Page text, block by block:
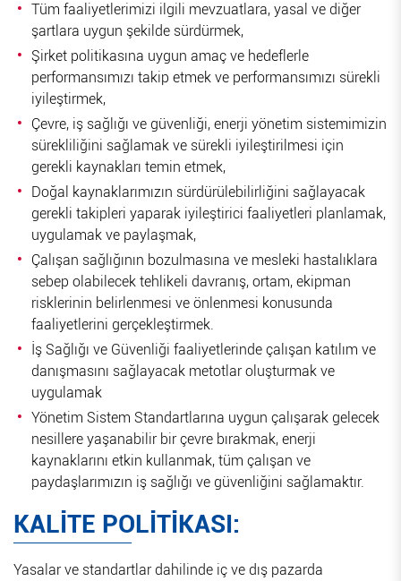
Tüm faaliyetlerimizi ilgili mevzuatlara, yasal ve diğer
şartlara uygun şekilde sürdürmek,
Şirket politikasına uygun amaç ve hedeflerle
performansımızı takip etmek ve performansımızı sürekli
iyileştirmek,
Çevre, iş sağlığı ve güvenliği, enerji yönetim sistemimizin
sürekliliğini sağlamak ve sürekli iyileştirilmesi için
gerekli kaynakları temin etmek,
Doğal kaynaklarımızın sürdürülebilirliğini sağlayacak
gerekli takipleri yaparak iyileştirici faaliyetleri planlamak,
uygulamak ve paylaşmak,
Çalışan sağlığının bozulmasına ve mesleki hastalıklara
sebep olabilecek tehlikeli davranış, ortam, ekipman
risklerinin belirlenmesi ve önlenmesi konusunda
faaliyetlerini gerçekleştirmek.
İş Sağlığı ve Güvenliği faaliyetlerinde çalışan katılım ve
danışmasını sağlayacak metotlar oluşturmak ve
uygulamak
Yönetim Sistem Standartlarına uygun çalışarak gelecek
nesillere yaşanabilir bir çevre bırakmak, enerji
kaynaklarını etkin kullanmak, tüm çalışan ve
paydaşlarımızın iş sağlığı ve güvenliğini sağlamaktır.
KALİTE POLİTİKASI:
Yasalar ve standartlar dahilinde iç ve dış pazarda